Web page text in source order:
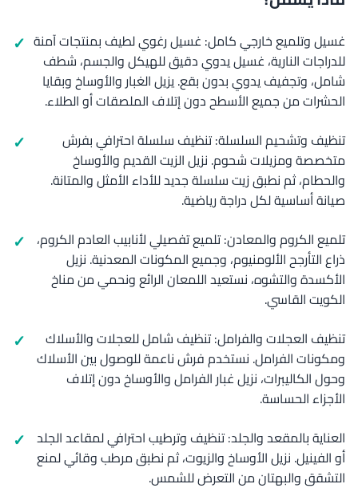
غسيل وتلميع خارجي كامل: غسيل رغوي لطيف بمنتجات آمنة
للدراجات النارية، غسيل يدوي دقيق للهيكل والجسم، شطف
شامل، وتجفيف يدوي بدون بقع. يزيل الغبار والأوساخ وبقايا
الحشرات من جميع الأسطح دون إتلاف الملصقات أو الطلاء.
تنظيف وتشحيم السلسلة: تنظيف سلسلة احترافي بفرش
متخصصة ومزيلات شحوم. نزيل الزيت القديم والأوساخ
والحطام، ثم نطبق زيت سلسلة جديد للأداء الأمثل والمتانة.
صيانة أساسية لكل دراجة رياضية.
تلميع الكروم والمعادن: تلميع تفصيلي لأنابيب العادم الكروم،
ذراع التأرجح الألومنيوم، وجميع المكونات المعدنية. نزيل
الأكسدة والتشوه، نستعيد اللمعان الرائع ونحمي من مناخ
الكويت القاسي.
تنظيف العجلات والفرامل: تنظيف شامل للعجلات والأسلاك
ومكونات الفرامل. نستخدم فرش ناعمة للوصول بين الأسلاك
وحول الكاليبرات، نزيل غبار الفرامل والأوساخ دون إتلاف
الأجزاء الحساسة.
العناية بالمقعد والجلد: تنظيف وترطيب احترافي لمقاعد الجلد
أو الفينيل. نزيل الأوساخ والزيوت، ثم نطبق مرطب وقائي لمنع
التشقق والبهتان من التعرض للشمس.